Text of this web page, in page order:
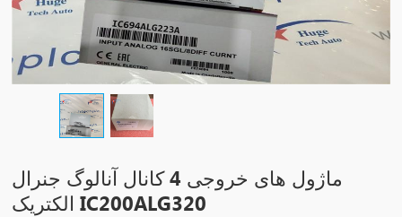
ماژول های خروجی 4 کانال آنالوگ جنرال
الکتریک IC200ALG320